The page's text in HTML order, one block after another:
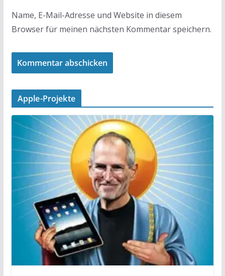
Name, E-Mail-Adresse und Website in diesem
Browser für meinen nächsten Kommentar speichern.
Apple-Projekte